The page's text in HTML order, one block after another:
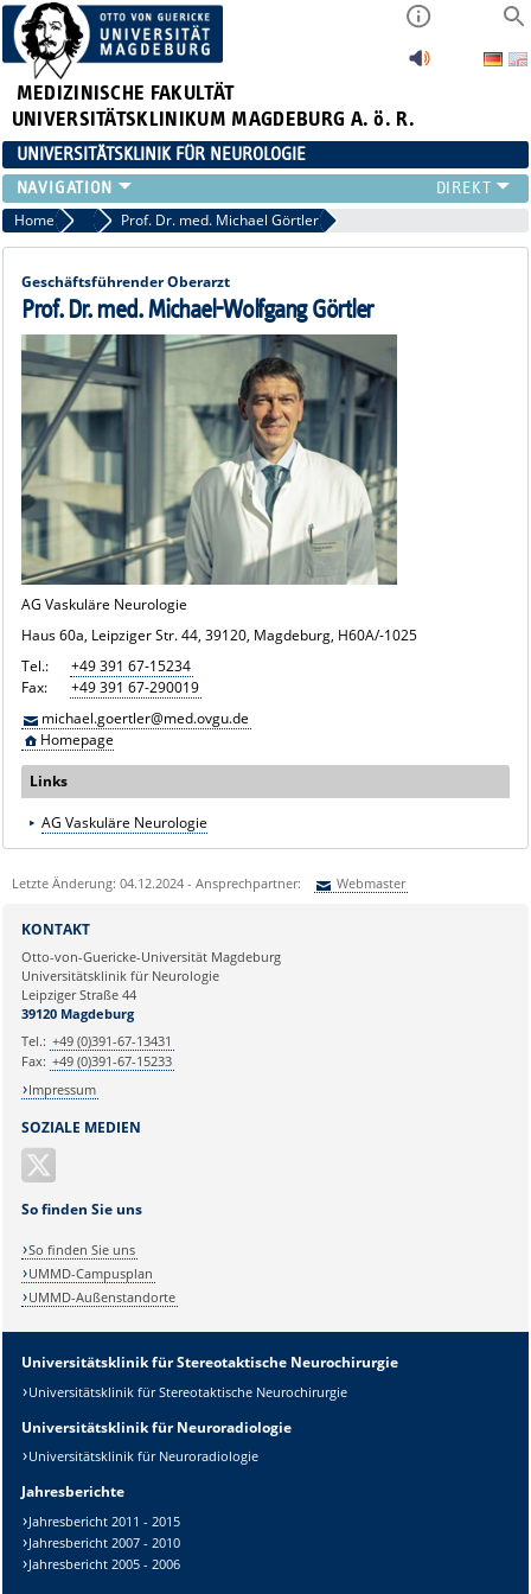
MEDIZINISCHE FAKULTÄT
UNIVERSITÄTSKLINIKUM MAGDEBURG A. ö. R.
UNIVERSITÄTSKLINIK FÜR NEUROLOGIE
TEAM
SCHWERPUNKTE
PATIENTEN/BESUCHER
ÄRZTE/ZUWEISER
FORSCHUNG
LEHRE UND AUSBILDUNG
BEWERBER
NEUVANET SAN
Home Leitungsteam
Prof. Dr. med. Michael Görtler
Geschäftsführender Oberarzt
Prof. Dr. med. Michael-Wolfgang Görtler
AG Vaskuläre Neurologie
Haus 60a, Leipziger Str. 44, 39120, Magdeburg, H60A/-1025
Tel.:
+49 391 67-15234
Fax:
+49 391 67-290019
michael.goertler@med.ovgu.de
Homepage
Links
AG Vaskuläre Neurologie
Letzte Änderung: 04.12.2024 - Ansprechpartner: Webmaster
Ihre E-Mailadresse:
Ihr Anliegen:
Sicherheitsabfrage:
Lösung:
SOZIALE MEDIEN
KONTAKT
Otto-von-Guericke-Universität Magdeburg
Universitätsklinik für Neurologie
Leipziger Straße 44
39120 Magdeburg
Tel.: +49 (0)391-67-13431
Fax: +49 (0)391-67-15233
Impressum
So finden Sie uns
So finden Sie uns
UMMD-Campusplan
UMMD-Außenstandorte
Universitätsklinik für Stereotaktische Neurochirurgie
Universitätsklinik für Stereotaktische Neurochirurgie
Universitätsklinik für Neuroradiologie
Universitätsklinik für Neuroradiologie
Jahresberichte
Jahresbericht 2011 - 2015
Jahresbericht 2007 - 2010
Jahresbericht 2005 - 2006